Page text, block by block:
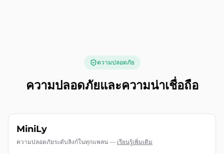
ความปลอดภัย
ความปลอดภัยและความน่าเชื่อถือ
MiniLy
ความปลอดภัยระดับลิงก์ในทุกแพลน — เรียนรู้เพิ่มเติม